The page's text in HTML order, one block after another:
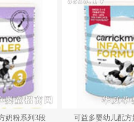
奶粉系列3段 可益多婴幼儿配